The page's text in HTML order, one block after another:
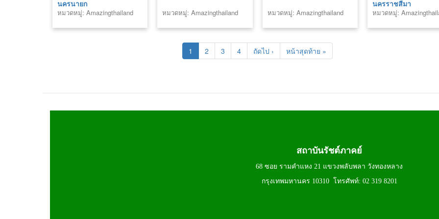
นครนายก
หมวดหมู่: Amazingthailand หมวดหมู่: Amazingthailand หมวดหมู่: Amazingthailand
นครราชสีมา
หมวดหมู่:
1 2 3 4 ถัดไป › หน้าสุดท้าย »
สถาบันรัชต์ภาคย์
68 ซอย รามคำแหง 21 แขวงพลับพลา วังทองหลาง
กรุงเทพมหานคร 10310 โทรศัพท์: 02 319 8201